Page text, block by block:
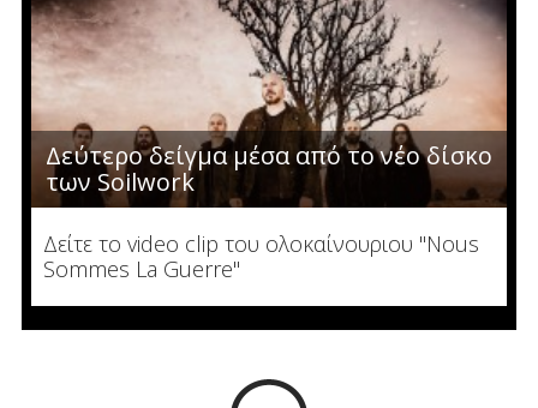
Δεύτερο δείγμα μέσα από το νέο δίσκο
των Soilwork
Δείτε το video clip του ολοκαίνουριου "Nous
Sommes La Guerre"